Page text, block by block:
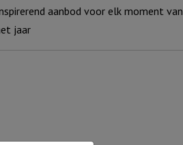
aanbod voor elk moment van
jaar